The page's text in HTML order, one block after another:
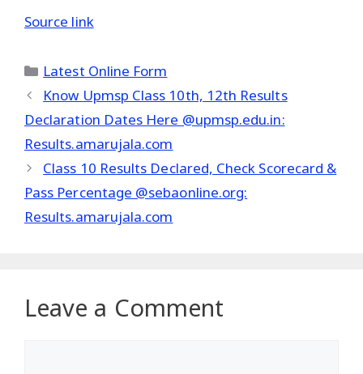
Source link
Categories
Latest Online Form
Know Upmsp Class 10th, 12th Results
Declaration Dates Here @upmsp.edu.in:
Results.amarujala.com
Class 10 Results Declared, Check Scorecard &
Pass Percentage @sebaonline.org:
Results.amarujala.com
Leave a Comment